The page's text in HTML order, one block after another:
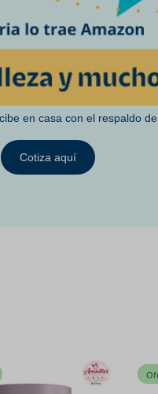
en casa con el respaldo
Cotiza aquí